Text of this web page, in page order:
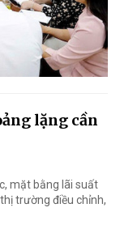
lặng cần
mặt bằng lãi suất
trường điều chỉnh,